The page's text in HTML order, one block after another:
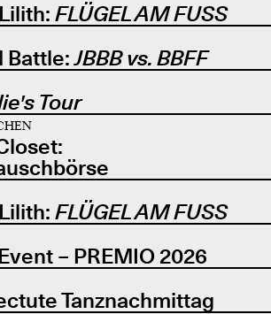
FLÜGEL AM FUSS
Battle:JBBB vs. BBFF
Tour
FLÜGEL AM FUSS
– PREMIO 2026
Tanznachmittag